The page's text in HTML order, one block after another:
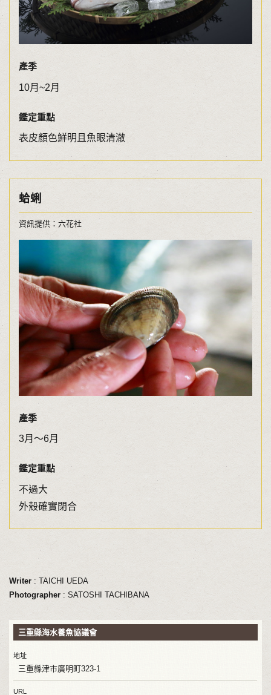
產季
10月~2月
鑑定重點
表皮顏色鮮明且魚眼清澈
蛤蜊
資訊提供：六花社
產季
3月〜6月
鑑定重點
不過大
外殼確實閉合
Writer: TAICHI UEDA
Photographer: SATOSHI TACHIBANA
三重縣海水養魚協議會
地址
三重縣津市廣明町323-1
URL